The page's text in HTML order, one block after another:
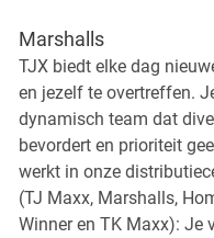
Marshalls
TJX biedt elke dag
en jezelf te overtreffen.
dynamisch team dat
bevordert en prioriteit
werkt in onze
(TJ Maxx, Marshalls,
Winner en TK Maxx): Je